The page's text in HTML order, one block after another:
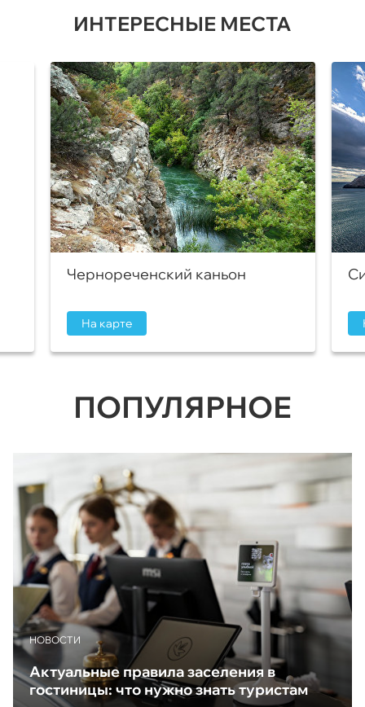
ИНТЕРЕСНЫЕ МЕСТА
Чернореченский каньон
На карте
ПОПУЛЯРНОЕ
НОВОСТИ
Актуальные правила заселения в
гостиницы: что нужно знать туристам